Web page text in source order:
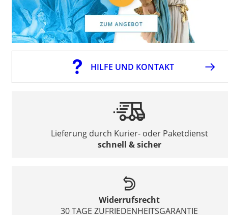
HILFE UND KONTAKT
Lieferung durch Kurier- oder Paketdienst
schnell & sicher
Widerrufsrecht
30 TAGE ZUFRIEDENHEITSGARANTIE